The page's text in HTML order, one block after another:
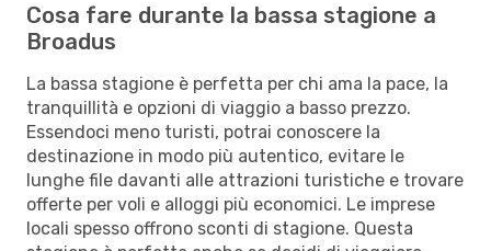
Cosa fare durante la bassa stagione a
Broadus
La bassa stagione è perfetta per chi ama la pace, la
tranquillità e opzioni di viaggio a basso prezzo.
Essendoci meno turisti, potrai conoscere la
destinazione in modo più autentico, evitare le
lunghe file davanti alle attrazioni turistiche e trovare
offerte per voli e alloggi più economici. Le imprese
locali spesso offrono sconti di stagione. Questa